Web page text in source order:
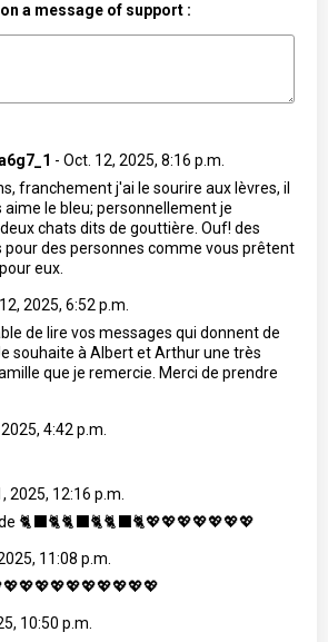
a message of support :
- Oct. 12, 2025, 8:16 p.m.
franchement j'ai le sourire aux lèvres, il
le bleu; personnellement je
chats dits de gouttière. Ouf! des
pour des personnes comme vous prêtent
eux.
2025, 6:52 p.m.
de lire vos messages qui donnent de
souhaite à Albert et Arthur une très
que je remercie. Merci de prendre
4:42 p.m.
2025, 12:16 p.m.
🐈‍⬛🐈🐈‍⬛🐈🐈‍⬛🐈💖💖💖💖💖💖💖
11:08 p.m.
10:50 p.m.